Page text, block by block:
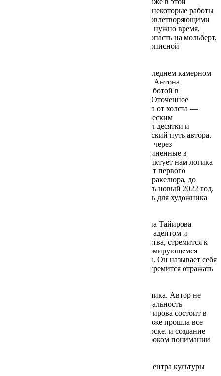
экспозиции, представленной для зрителей, некоторые работы
он считает недописанными, не до конца удовлетворяющими
его пытливый взгляд. Некоторым картинам нужно время,
чтобы «отстояться» в мастерской и снова попасть на мольберт,
где автор продолжит поиск идеальной живописной
Завершить осмотр выставки советуем в последнем камерном
зале, в приглушенном свете которого видео Антона
Серушкова показывает нам художника за работой в
естественной атмосфере своей мастерской. Оточенное
десятилетиями движение – шаг назад отхода от холста —
важный элемент процесса работы со статическим
произведением. Таких шагов Нурлан сделал десятки и
десятки тысяч. Из них складывается творческий путь автора.
Этот пусть вы можете почувствовать также через
автопортреты художника разных лет, объединенные в
единственно возможную форму, которую диктует нам логика
высказывания выставки «Гибель Орфея». От первого
учебного, покрытого намеренно сеточкой кракелюра, до
автопортрета, с которого автор решил начать новый 2022 год.
Работа с собственной натуры – возможность для художника
Сильнейший внутренний конфликт Нурлана Тайирова
состоит в том, что он, всецело ощущая себя адептом и
хранителем традиций классического искусства, стремится к
актуальным смыслам в постоянно трансформирующемся
контексте искусства и общественной жизни. Он называет себя
«очень традиционным», но в то же время стремится отражать
Куратор здесь выступает союзником художника. Автор не
остаётся один на один с залами музея. Уникальность
кураторского прочтения работ Нурлана Тайирова состоит в
том, что Анастасия Эрмиш как художник тоже прошла все
этапы монументальной школы в Новосибирске, и создание
выставки «Гибель Орфея» основано на глубоком понимании
Автор текста: Анастасия Эрмиш, куратор Центра культуры